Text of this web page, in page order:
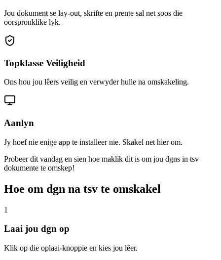
Jou dokument se lay-out, skrifte en prente sal net soos die
oorspronklike lyk.
Topklasse Veiligheid
Ons hou jou lêers veilig en verwyder hulle na omskakeling.
Aanlyn
Jy hoef nie enige app te installeer nie. Skakel net hier om.
Probeer dit vandag en sien hoe maklik dit is om jou dgns in tsv
dokumente te omskep!
Hoe om dgn na tsv te omskakel
1
Laai jou dgn op
Klik op die oplaai-knoppie en kies jou lêer.